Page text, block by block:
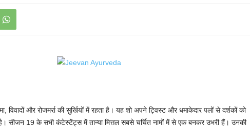
विवादों और रोजमर्रा की सुर्खियों में रहता है। यह शो अपने ट्विस्ट और धमाकेदार पलों से दर्शकों को
सीजन 19 के सभी कंटेस्टेंट्स में तान्या मित्तल सबसे चर्चित नामों में से एक बनकर उभरी हैं। उनकी